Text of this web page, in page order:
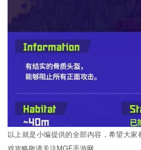
以上就是小编提供的全部内容，希望大
戏攻略敬请关注MGF手游网。